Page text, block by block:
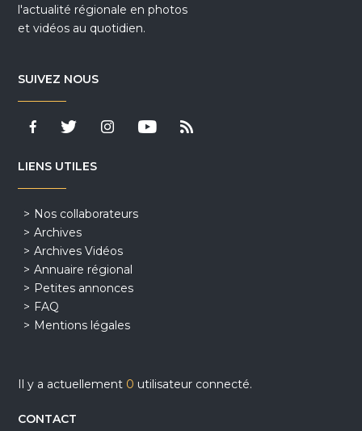
l'actualité régionale en photos
et vidéos au quotidien.
SUIVEZ NOUS
LIENS UTILES
Nos collaborateurs
Archives
Archives Vidéos
Annuaire régional
Petites annonces
FAQ
Mentions légales
Il y a actuellement 0 utilisateur connecté.
CONTACT